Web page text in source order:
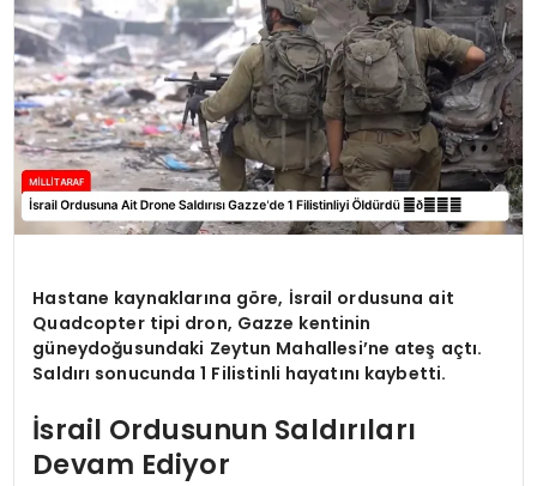
Hastane kaynaklarına göre, İsrail ordusuna ait
Quadcopter tipi dron, Gazze kentinin
güneydoğusundaki Zeytun Mahallesi’ne ateş açtı.
Saldırı sonucunda 1 Filistinli hayatını kaybetti.
İsrail Ordusunun Saldırıları
Devam Ediyor